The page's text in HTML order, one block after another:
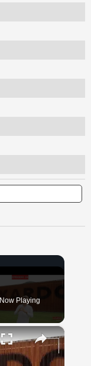
Now Playing
×